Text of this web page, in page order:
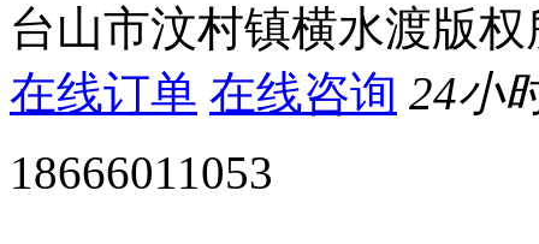
台山市汶村镇横水渡版
在线订单 在线咨询 24小
18666011053